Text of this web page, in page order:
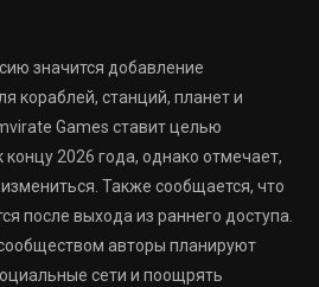
значится добавление
кораблей, станций, планет и
Games ставит целью
2026 года, однако отмечает,
Также сообщается, что
после выхода из раннего доступа.
авторы планируют
сети и поощрять